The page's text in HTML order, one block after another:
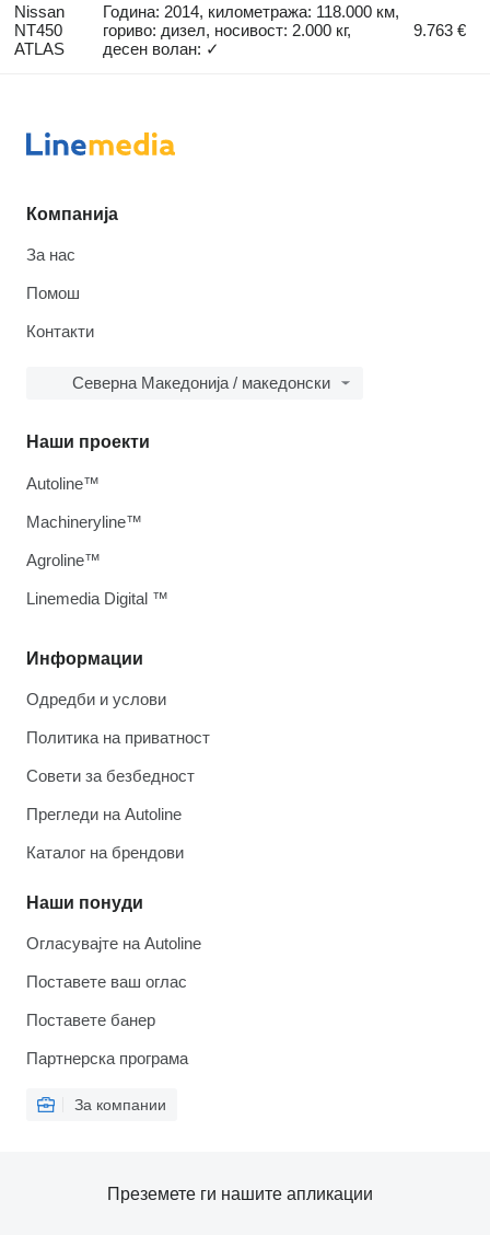
Nissan
NT450
ATLAS
Година: 2014, километража: 118.000 км,
гориво: дизел, носивост: 2.000 кг,
десен волан: ✓
9.763 €
Компанија
За нас
Помош
Контакти
Северна Македонија / македонски
Информации
Одредби и услови
Политика на приватност
Совети за безбедност
Прегледи на Autoline
Каталог на брендови
Наши понуди
Огласувајте на Autoline
Поставете ваш оглас
Поставете банер
Партнерска програма
За компании
Наши проекти
Autoline™
Machineryline™
Agroline™
Linemedia Digital ™
Преземете ги нашите апликации